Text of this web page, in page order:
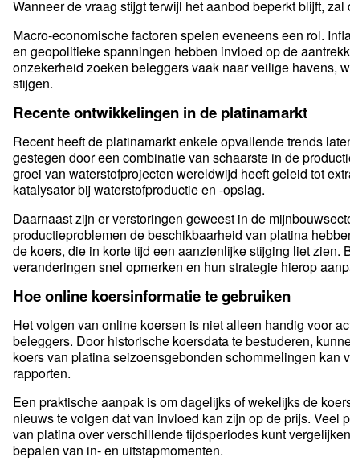
Wanneer de vraag stijgt terwijl het aanbod beperkt blijft,
Macro-economische factoren spelen eveneens een rol.
en geopolitieke spanningen hebben invloed op de
onzekerheid zoeken beleggers vaak naar veilige havens,
stijgen.
Recente ontwikkelingen in de platinamarkt
Recent heeft de platinamarkt enkele opvallende trends
gestegen door een combinatie van schaarste in de
groei van waterstofprojecten wereldwijd heeft geleid tot
katalysator bij waterstofproductie en -opslag.
Daarnaast zijn er verstoringen geweest in de
productieproblemen de beschikbaarheid van platina
de koers, die in korte tijd een aanzienlijke stijging liet
veranderingen snel opmerken en hun strategie hierop
Hoe online koersinformatie te gebruiken
Het volgen van online koersen is niet alleen handig voor
beleggers. Door historische koersdata te bestuderen,
koers van platina seizoensgebonden schommelingen kan
rapporten.
Een praktische aanpak is om dagelijks of wekelijks de
nieuws te volgen dat van invloed kan zijn op de prijs.
van platina over verschillende tijdsperiodes kunt
bepalen van in- en uitstapmomenten.